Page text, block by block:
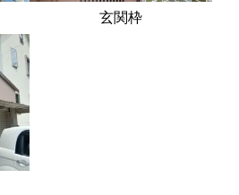
玄関枠